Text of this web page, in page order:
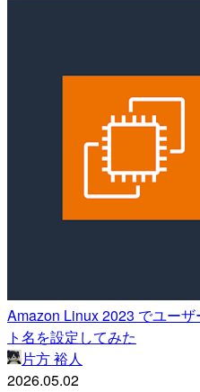
Amazon Linux 2023 でユー
ト名を設定してみた
片方 裕人
2026.05.02